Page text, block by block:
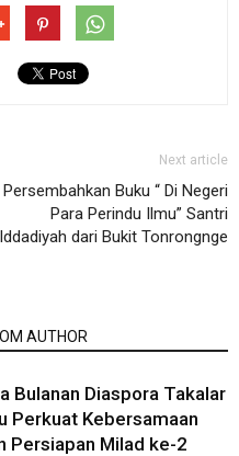
Next article
Persembahkan Buku “ Di Negeri
Para Perindu Ilmu” Santri
Iddadiyah dari Bukit Tonrongnge
AUTHOR
Bulanan Diaspora Takalar
Perkuat Kebersamaan
Persiapan Milad ke-2